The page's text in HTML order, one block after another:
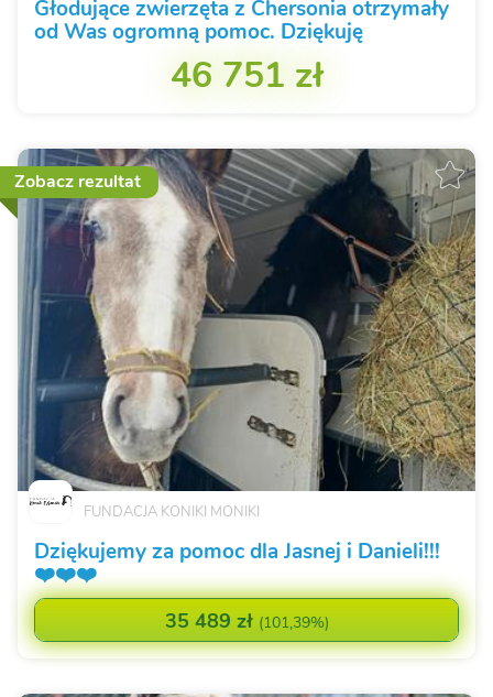
Głodujące zwierzęta z Chersonia otrzymały
od Was ogromną pomoc. Dziękuję
46 751 zł
Zobacz rezultat
FUNDACJA KONIKI MONIKI
Dziękujemy za pomoc dla Jasnej i Danieli!!!
❤️❤️❤️
35 489 zł (101,39%)